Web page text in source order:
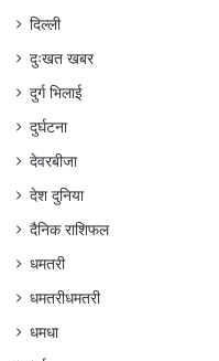
दिल्ली
दुःखत खबर
दुर्ग भिलाई
दुर्घटना
देवरबीजा
देश दुनिया
दैनिक राशिफल
धमतरी
धमतरीधमतरी
धमधा